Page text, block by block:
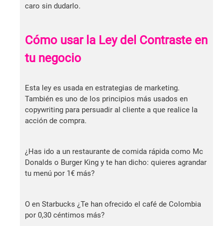
caro sin dudarlo.
Cómo usar la Ley del Contraste en
tu negocio
Esta ley es usada en estrategias de marketing.
También es uno de los principios más usados en
copywriting para persuadir al cliente a que realice la
acción de compra.
¿Has ido a un restaurante de comida rápida como Mc
Donalds o Burger King y te han dicho: quieres agrandar
tu menú por 1€ más?
O en Starbucks ¿Te han ofrecido el café de Colombia
por 0,30 céntimos más?